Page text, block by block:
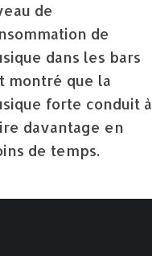
de
de
dans les bars
montré que la
forte conduit à
davantage en
de temps.